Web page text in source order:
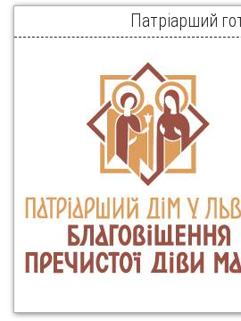
Патріарший